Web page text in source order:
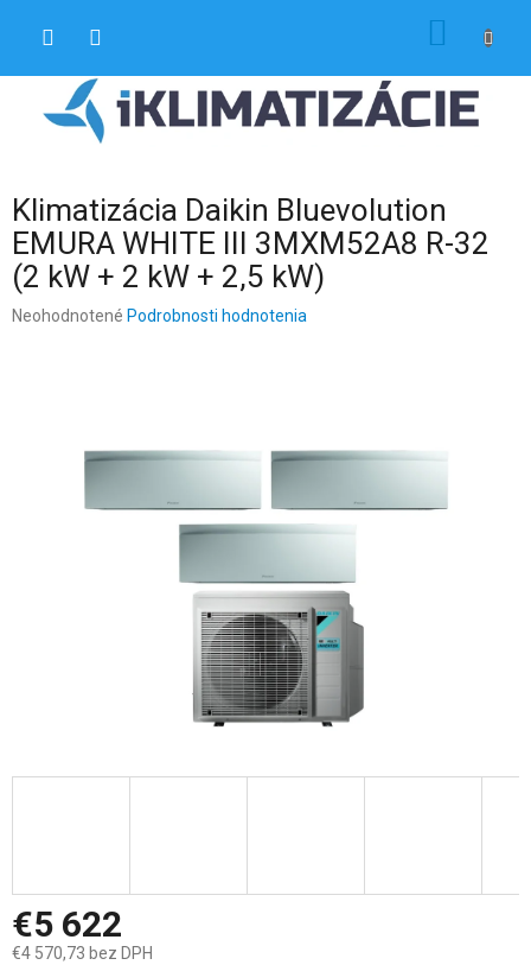
Klimatizácia Daikin Bluevolution
EMURA WHITE III 3MXM52A8 R-32
(2 kW + 2 kW + 2,5 kW)
Priemerné
Neohodnotené Podrobnosti hodnotenia
€5 622
€4 570,73 bez DPH